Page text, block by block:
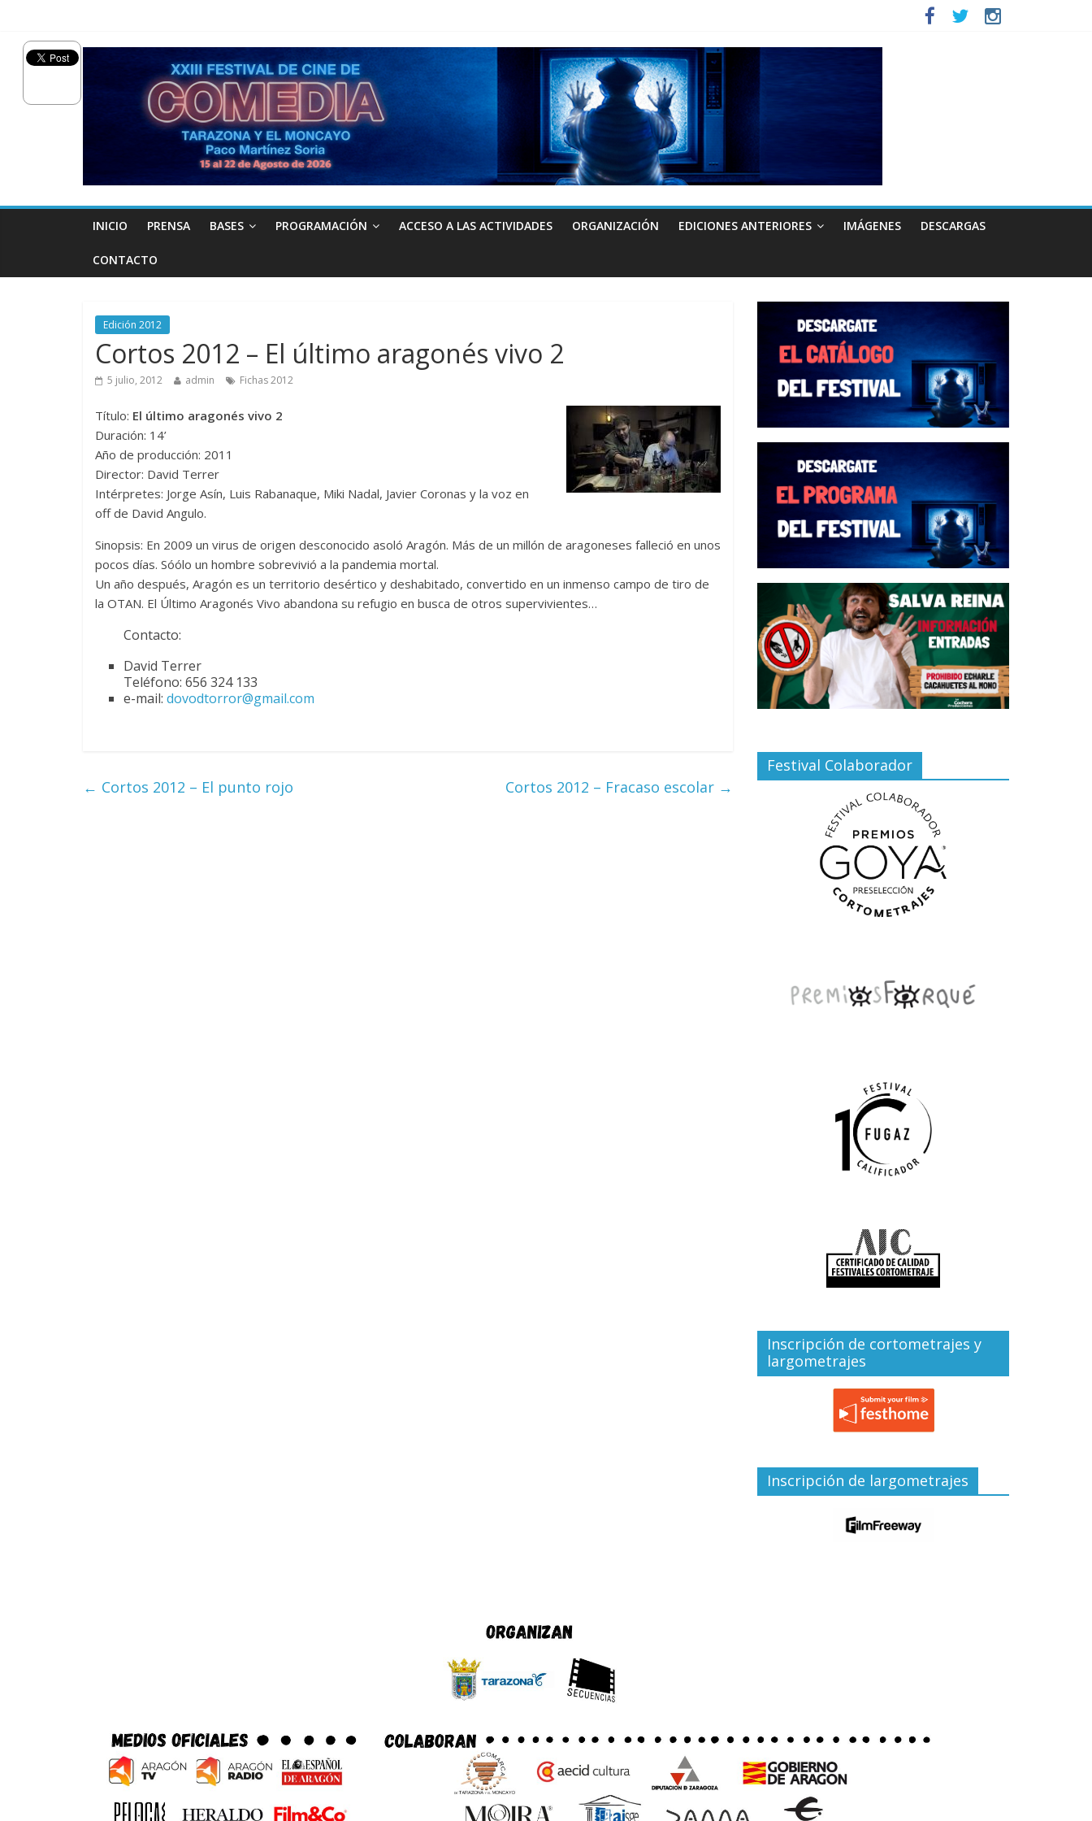
INICIO PRENSA BASES PROGRAMACIÓN ACCESO A LAS ACTIVIDADES ORGANIZACIÓN EDICIONES ANTERIORES IMÁGENES DESCARGAS
CONTACTO
Edición 2012
Cortos 2012 – El último aragonés vivo 2
5 julio, 2012 admin Fichas 2012
Título: El último aragonés vivo 2
Duración: 14’
Año de producción: 2011
Director: David Terrer
Intérpretes: Jorge Asín, Luis Rabanaque, Miki Nadal, Javier Coronas y la voz en
off de David Angulo.
Sinopsis: En 2009 un virus de origen desconocido asoló Aragón. Más de un millón de aragoneses falleció en unos
pocos días. Sóólo un hombre sobrevivió a la pandemia mortal.
Un año después, Aragón es un territorio desértico y deshabitado, convertido en un inmenso campo de tiro de
la OTAN. El Último Aragonés Vivo abandona su refugio en busca de otros supervivientes…
Contacto:
David Terrer
Teléfono: 656 324 133
e-mail: dovodtorror@gmail.com
← Cortos 2012 – El punto rojo Cortos 2012 – Fracaso escolar →
Festival Colaborador
Inscripción de cortometrajes y
largometrajes
Inscripción de largometrajes